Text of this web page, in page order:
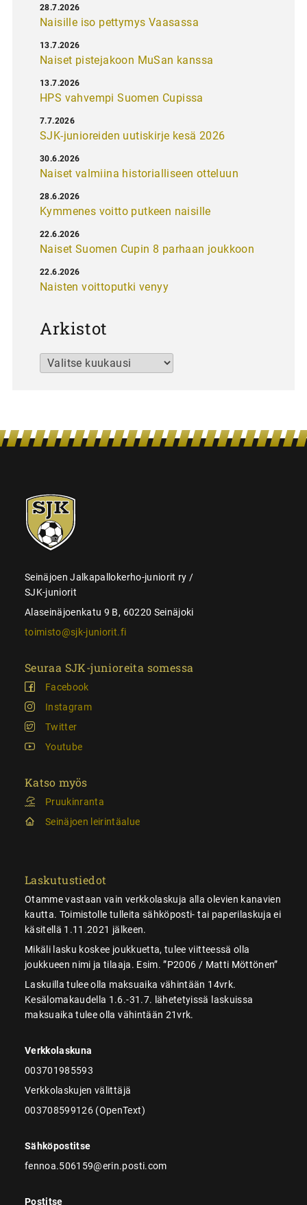
Naisille iso pettymys Vaasassa
28.7.2026
Naiset pistejakoon MuSan kanssa
13.7.2026
HPS vahvempi Suomen Cupissa
13.7.2026
SJK-junioreiden uutiskirje kesä 2026
7.7.2026
Naiset valmiina historialliseen otteluun
30.6.2026
Kymmenes voitto putkeen naisille
28.6.2026
Naiset Suomen Cupin 8 parhaan joukkoon
22.6.2026
Naisten voittoputki venyy
22.6.2026
Arkistot
Arkistot
SJK-
juniorit
Seinäjoen Jalkapallokerho-juniorit ry /
SJK-juniorit
Alaseinäjoenkatu 9 B, 60220 Seinäjoki
toimisto@sjk-juniorit.fi
Seuraa SJK-junioreita somessa
Facebook
Instagram
Twitter
Youtube
Katso myös
Pruukinranta
Seinäjoen leirintäalue
Laskutustiedot
Otamme vastaan vain verkkolaskuja alla olevien kanavien
kautta. Toimistolle tulleita sähköposti- tai paperilaskuja ei
käsitellä 1.11.2021 jälkeen.
Mikäli lasku koskee joukkuetta, tulee viitteessä olla
joukkueen nimi ja tilaaja. Esim. ”P2006 / Matti Möttönen”
Laskuilla tulee olla maksuaika vähintään 14vrk.
Kesälomakaudella 1.6.-31.7. lähetetyissä laskuissa
maksuaika tulee olla vähintään 21vrk.
Verkkolaskuna
003701985593
Verkkolaskujen välittäjä
003708599126 (OpenText)
Sähköpostitse
fennoa.506159@erin.posti.com
Postitse